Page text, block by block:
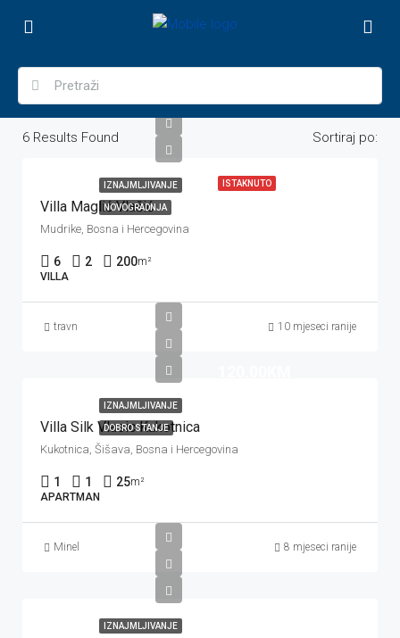
6 Results Found Sortiraj po:
ISTAKNUTO
IZNAJMLJIVANJE
NOVOGRADNJA
Villa Maglić Vlašić
Mudrike, Bosna i Hercegovina
6 2 200m²
VILLA
travn 10 mjeseci ranije
IZNAJMLJIVANJE
DOBRO STANJE
Villa Silk Vlasic Kukotnica
Kukotnica, Šišava, Bosna i Hercegovina
1 1 25m²
APARTMAN
Minel 8 mjeseci ranije
IZNAJMLJIVANJE